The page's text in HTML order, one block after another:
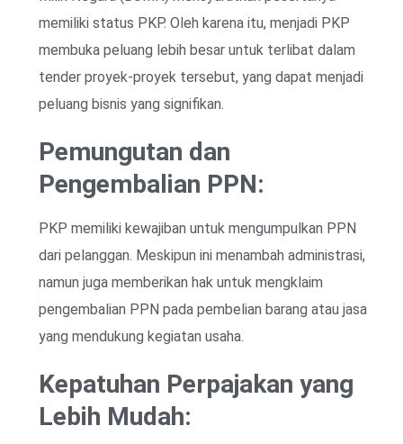
memiliki status PKP. Oleh karena itu, menjadi PKP
membuka peluang lebih besar untuk terlibat dalam
tender proyek-proyek tersebut, yang dapat menjadi
peluang bisnis yang signifikan.
Pemungutan dan
Pengembalian PPN:
PKP memiliki kewajiban untuk mengumpulkan PPN
dari pelanggan. Meskipun ini menambah administrasi,
namun juga memberikan hak untuk mengklaim
pengembalian PPN pada pembelian barang atau jasa
yang mendukung kegiatan usaha.
Kepatuhan Perpajakan yang
Lebih Mudah: